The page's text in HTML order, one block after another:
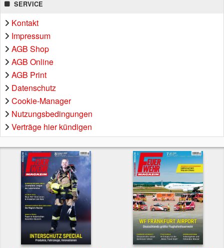
SERVICE
Kontakt
Impressum
AGB Shop
AGB Online
AGB Print
Datenschutz
Cookie-Manager
Nutzungsbedingungen
Verträge hier kündigen